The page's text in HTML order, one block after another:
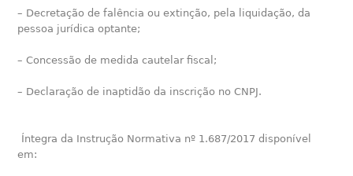
– Decretação de falência ou extinção, pela liquidação, da
pessoa jurídica optante;
– Concessão de medida cautelar fiscal;
– Declaração de inaptidão da inscrição no CNPJ.
Íntegra da Instrução Normativa nº 1.687/2017 disponível
em: